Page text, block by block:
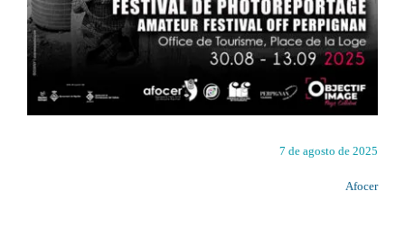
7 de agosto de 2025
Afocer